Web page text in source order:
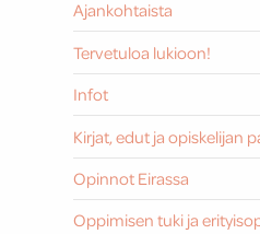
Ajankohtaista
Tervetuloa lukioon!
Infot
Kirjat, edut ja opiskelijan
Opinnot Eirassa
Oppimisen tuki ja